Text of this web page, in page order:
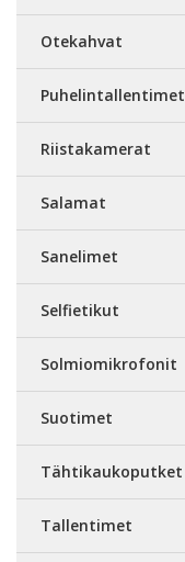
Otekahvat
Puhelintallentimet
Riistakamerat
Salamat
Sanelimet
Selfietikut
Solmiomikrofonit
Suotimet
Tähtikaukoputket
Tallentimet